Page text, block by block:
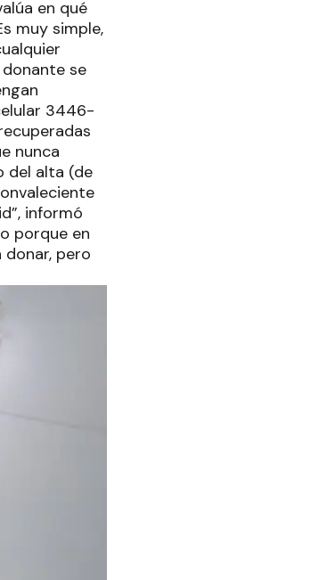
en qué
muy simple,
se
3446-
nunca
del alta (de
informó
porque en
pero